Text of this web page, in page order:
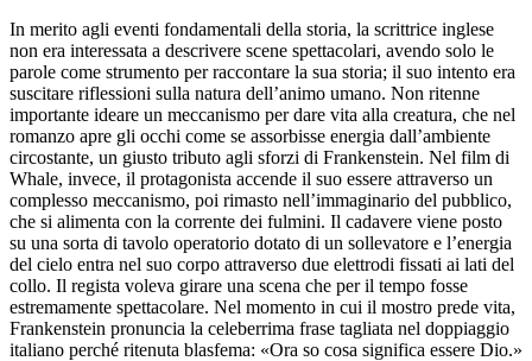
In merito agli eventi fondamentali della storia, la scrittrice inglese
non era interessata a descrivere scene spettacolari, avendo solo le
parole come strumento per raccontare la sua storia; il suo intento era
suscitare riflessioni sulla natura dell’animo umano. Non ritenne
importante ideare un meccanismo per dare vita alla creatura, che nel
romanzo apre gli occhi come se assorbisse energia dall’ambiente
circostante, un giusto tributo agli sforzi di Frankenstein. Nel film di
Whale, invece, il protagonista accende il suo essere attraverso un
complesso meccanismo, poi rimasto nell’immaginario del pubblico,
che si alimenta con la corrente dei fulmini. Il cadavere viene posto
su una sorta di tavolo operatorio dotato di un sollevatore e l’energia
del cielo entra nel suo corpo attraverso due elettrodi fissati ai lati del
collo. Il regista voleva girare una scena che per il tempo fosse
estremamente spettacolare. Nel momento in cui il mostro prede vita,
Frankenstein pronuncia la celeberrima frase tagliata nel doppiaggio
italiano perché ritenuta blasfema: «Ora so cosa significa essere Dio.»